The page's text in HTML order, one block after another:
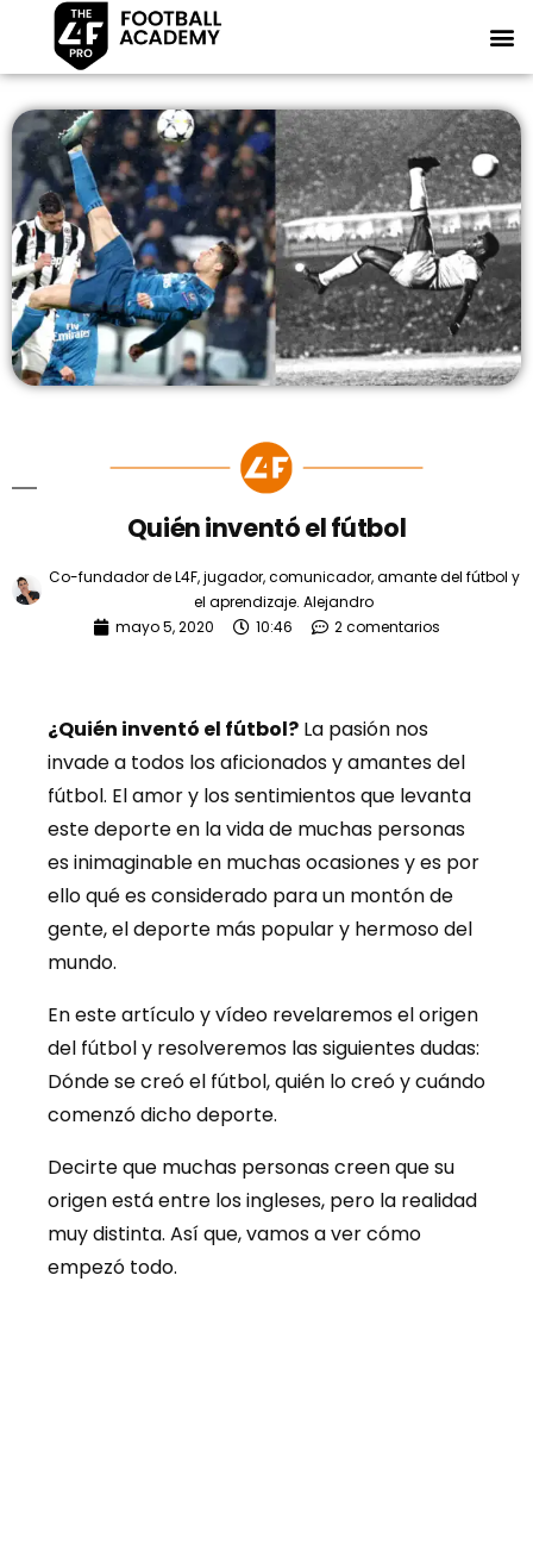
Quién inventó el fútbol
Co-fundador de L4F, jugador, comunicador, amante del fútbol y
el aprendizaje. Alejandro
mayo 5, 2020
10:46 2 comentarios
¿Quién inventó el fútbol? La pasión nos
invade a todos los aficionados y amantes del
fútbol. El amor y los sentimientos que levanta
este deporte en la vida de muchas personas
es inimaginable en muchas ocasiones y es por
ello qué es considerado para un montón de
gente, el deporte más popular y hermoso del
mundo.
En este artículo y vídeo revelaremos el origen
del fútbol y resolveremos las siguientes dudas:
Dónde se creó el fútbol, quién lo creó y cuándo
comenzó dicho deporte.
Decirte que muchas personas creen que su
origen está entre los ingleses, pero la realidad
muy distinta. Así que, vamos a ver cómo
empezó todo.